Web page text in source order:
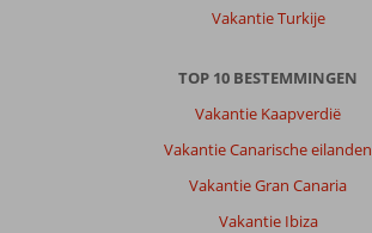
Vakantie Turkije
TOP 10 BESTEMMINGEN
Vakantie Kaapverdië
Vakantie Canarische eilanden
Vakantie Gran Canaria
Vakantie Ibiza